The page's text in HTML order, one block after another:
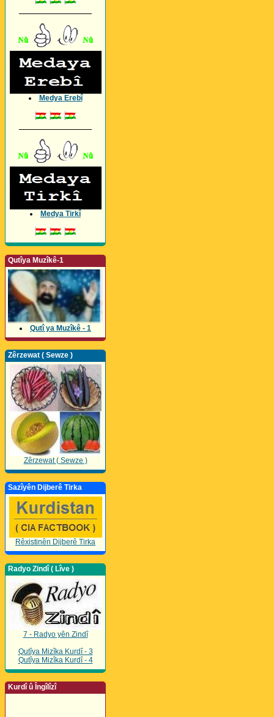
Medya Erebî
Medya Tirkî
Qutîya Muzîkê-1
Qutî ya Muzîkê - 1
Zêrzewat ( Sewze )
Zêrzewat ( Sewze )
Sazîyên Dijberê Tirka
Rêxistinên Dijberê Tirka
Radyo Zindî ( Lîve )
7 - Radyo yên Zindî
Qutîya Mizîka Kurdî - 3
Qutîya Mizîka Kurdî - 4
Kurdî û Îngîlîzî